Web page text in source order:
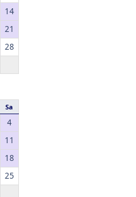
14
21
28
Sa
4
11
18
25